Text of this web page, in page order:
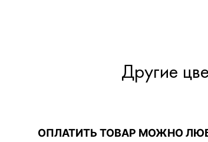
Другие
ОПЛАТИТЬ ТОВАР МОЖНО